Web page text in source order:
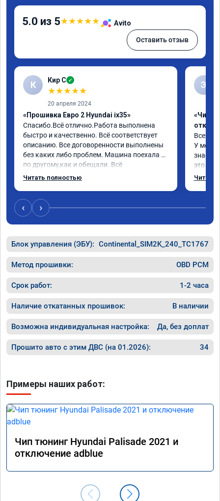
5.0 из 5★★★★★ Avito
Оставить отзыв
К Кир С ✓
★★★★★
20 апреля 2024
«Прошивка Евро 2 Hyundai ix35»
Спасибо.Всё отлично.Работа выполнена
быстро и качественно. Всё соответствует
описанию. Все договоренности выполнены
без каких либо проблем. Машина поехала
по другому,как и обещали. Всё
понравилось. Рекомендую данную
Читать полностью
Э
«Чип
Всех
У меня
знает
это
газов,
как
Машина
ничего
сразу.
В
пути!
Читать
‹ ›
Блок управления (ЭБУ): Continental_SIM2K_240_TC1767
Метод прошивки: OBD PCM
Срок работ: 1-2 часа
Наличие откатанных прошивок: В наличии
Возможна индивидуальная настройка: Да, без доплат
Прошито авто с этим ДВС (на 01.2026): 34
Примеры наших работ:
Чип тюнинг Hyundai Palisade 2021 и
отключение adblue